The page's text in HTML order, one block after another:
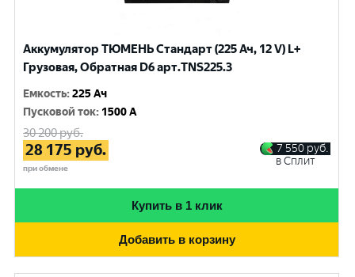
Аккумулятор ТЮМЕНЬ Стандарт (225 Ач, 12 V) L+
Грузовая, Обратная D6 арт.TNS225.3
Емкость:225 Ач
Пусковой ток: 1500 A
30 200руб.
28 175 руб.
при обмене
7 550 руб.
в Сплит
Купить в 1 клик
Добавить в корзину